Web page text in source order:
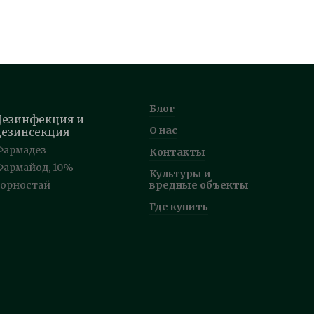
и
10%
Блог
О нас
Контакты
Культуры и
вредные объекты
Где купить